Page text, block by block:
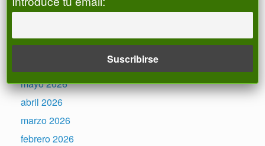
julio 2026
mayo 2026
abril 2026
marzo 2026
febrero 2026